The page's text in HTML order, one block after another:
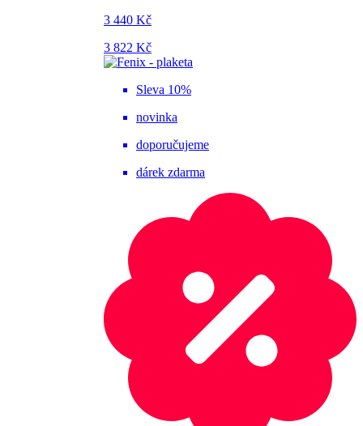
3 440 Kč
3 822 Kč
Sleva 10%
novinka
doporučujeme
dárek zdarma